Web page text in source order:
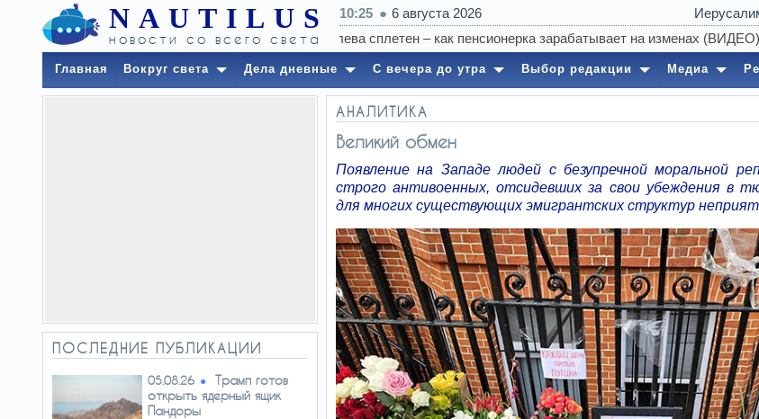
NAUTILUS
новости со всего света
10:25 6 августа 2026
10:07
Выборы
Главная Вокруг света Дела дневные С вечера до утра Выбор редакции Медиа
ПОСЛЕДНИЕ ПУБЛИКАЦИИ
05.08.26
Трамп готов
открыть ядерный ящик
Пандоры
АНАЛИТИКА
Великий обмен
Появление на Западе людей с безупречной моральной
строго антивоенных, отсидевших за свои убеждения в
для многих существующих эмигрантских структур